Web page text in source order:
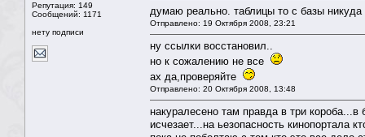
Репутация: 149
Сообщений: 1171
нету подписи
думаю реально. таблицы то с базы
Отправлено: 19 Октября 2008, 23:21
ну ссылки восстановил..
но к сожалению не все
ах да,проверяйте
Отправлено: 20 Октября 2008, 13:48
накуралесено там правда в три
исчезает...на ьезопасность кинопортала